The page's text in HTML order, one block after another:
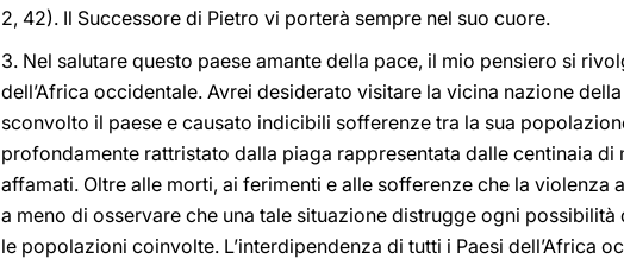
2, 42). Il Successore di Pietro vi porterà sempre nel suo cuore.
3. Nel salutare questo paese amante della pace, il mio pensiero si
dell’Africa occidentale. Avrei desiderato visitare la vicina nazione
sconvolto il paese e causato indicibili sofferenze tra la sua
profondamente rattristato dalla piaga rappresentata dalle centinaia
affamati. Oltre alle morti, ai ferimenti e alle sofferenze che la violenza
a meno di osservare che una tale situazione distrugge ogni
le popolazioni coinvolte. L’interdipendenza di tutti i Paesi dell’Africa